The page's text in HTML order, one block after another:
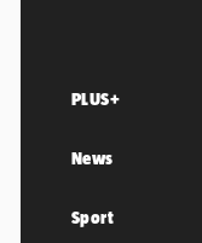
PLUS+
News
Sport